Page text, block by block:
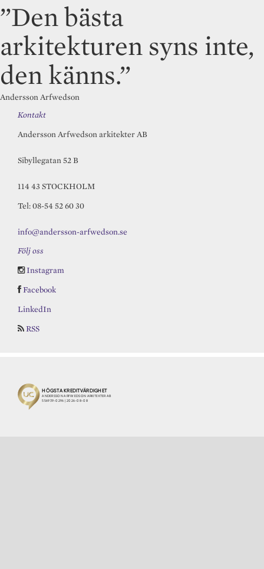
”Den bästa
arkitekturen syns inte,
den känns.”
Andersson Arfwedson
Kontakt
Andersson Arfwedson arkitekter AB
Sibyllegatan 52 B
114 43 STOCKHOLM
Tel: 08-54 52 60 30
info@andersson-arfwedson.se
Följ oss
Instagram
Facebook
LinkedIn
RSS